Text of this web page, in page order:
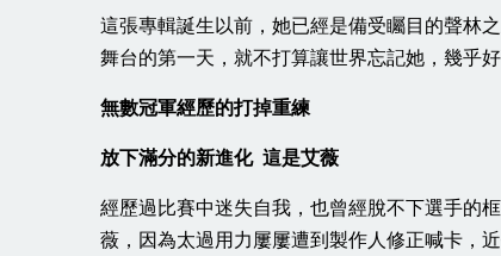
這張專輯誕生以前，她已經是備受矚目的聲林
舞台的第一天，就不打算讓世界忘記她，幾乎
無數冠軍經歷的打掉重練
放下滿分的新進化 這是艾薇
經歷過比賽中迷失自我，也曾經脫不下選手的
薇，因為太過用力屢屢遭到製作人修正喊卡，